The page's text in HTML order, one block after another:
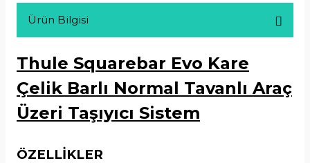
Ürün Bilgisi
Thule Squarebar Evo Kare
Çelik Barlı Normal Tavanlı Araç
Üzeri Taşıyıcı Sistem
ÖZELLİKLER